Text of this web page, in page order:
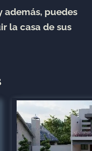
además, puedes
la casa de sus